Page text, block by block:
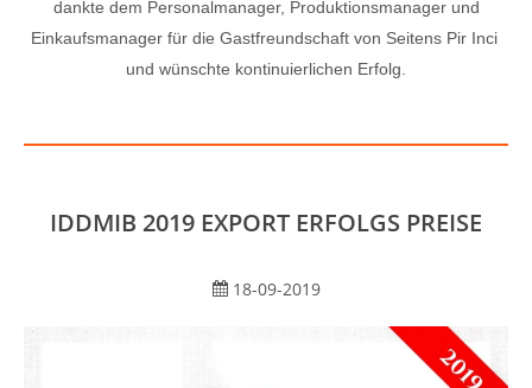
dankte dem Personalmanager, Produktionsmanager und
Einkaufsmanager für die Gastfreundschaft von Seitens Pir Inci
und wünschte kontinuierlichen Erfolg.
IDDMIB 2019 EXPORT ERFOLGS PREISE
18-09-2019